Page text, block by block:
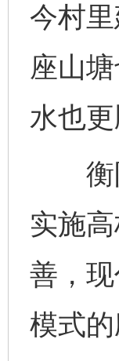
今村
座山
水也
衡阳
实施
善，
模式的